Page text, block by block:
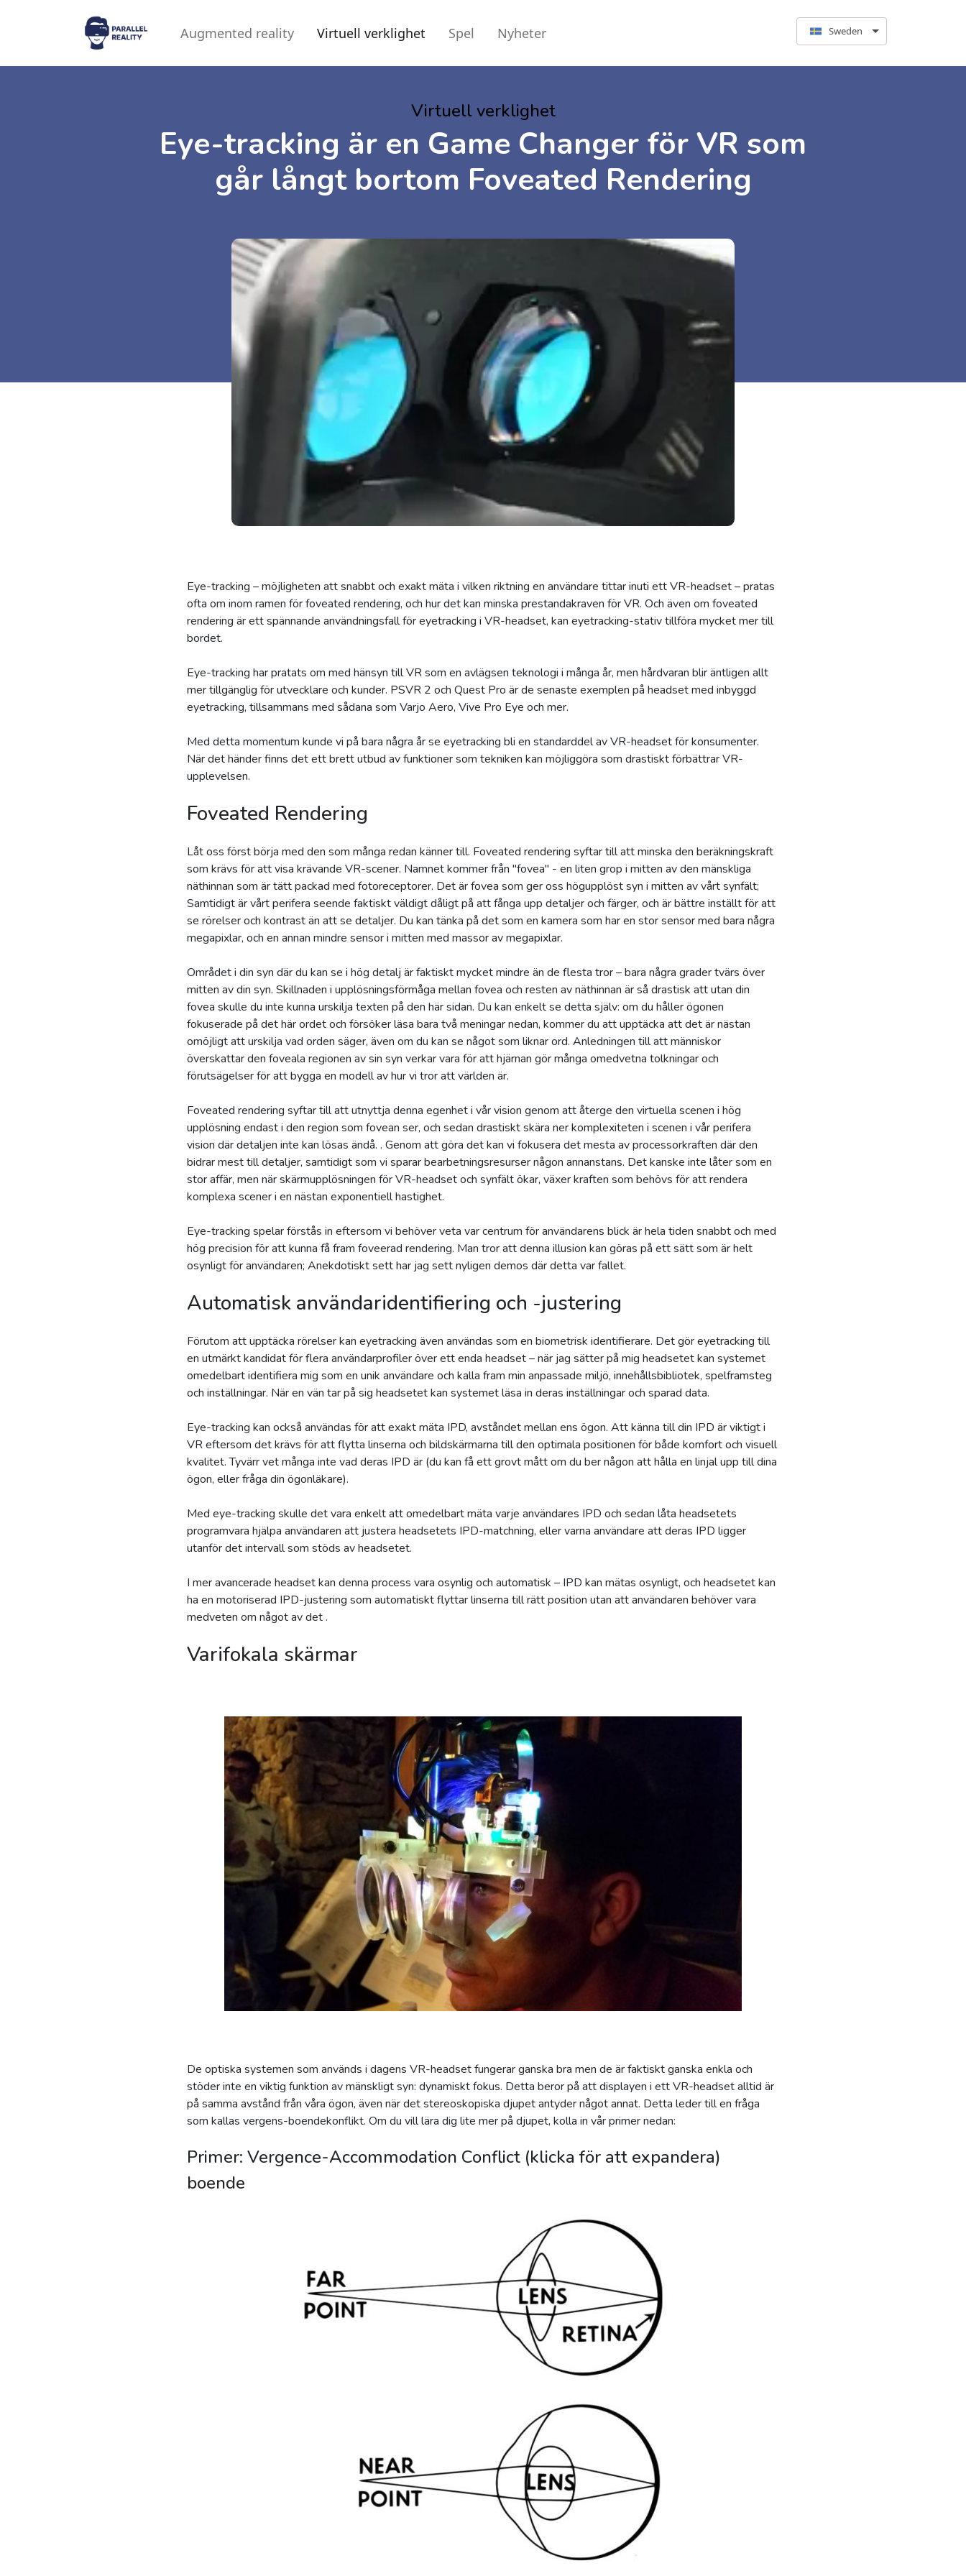
Augmented reality Virtuell verklighet Spel Nyheter Sweden
Virtuell verklighet
Eye-tracking är en Game Changer för VR som
går långt bortom Foveated Rendering
Eye-tracking – möjligheten att snabbt och exakt mäta i vilken riktning en användare tittar inuti ett VR-headset – pratas
ofta om inom ramen för foveated rendering, och hur det kan minska prestandakraven för VR. Och även om foveated
rendering är ett spännande användningsfall för eyetracking i VR-headset, kan eyetracking-stativ tillföra mycket mer till
bordet.
Eye-tracking har pratats om med hänsyn till VR som en avlägsen teknologi i många år, men hårdvaran blir äntligen allt
mer tillgänglig för utvecklare och kunder. PSVR 2 och Quest Pro är de senaste exemplen på headset med inbyggd
eyetracking, tillsammans med sådana som Varjo Aero, Vive Pro Eye och mer.
Med detta momentum kunde vi på bara några år se eyetracking bli en standarddel av VR-headset för konsumenter.
När det händer finns det ett brett utbud av funktioner som tekniken kan möjliggöra som drastiskt förbättrar VR-
upplevelsen.
Foveated Rendering
Låt oss först börja med den som många redan känner till. Foveated rendering syftar till att minska den beräkningskraft
som krävs för att visa krävande VR-scener. Namnet kommer från "fovea" - en liten grop i mitten av den mänskliga
näthinnan som är tätt packad med fotoreceptorer. Det är fovea som ger oss högupplöst syn i mitten av vårt synfält;
Samtidigt är vårt perifera seende faktiskt väldigt dåligt på att fånga upp detaljer och färger, och är bättre inställt för att
se rörelser och kontrast än att se detaljer. Du kan tänka på det som en kamera som har en stor sensor med bara några
megapixlar, och en annan mindre sensor i mitten med massor av megapixlar.
Området i din syn där du kan se i hög detalj är faktiskt mycket mindre än de flesta tror – bara några grader tvärs över
mitten av din syn. Skillnaden i upplösningsförmåga mellan fovea och resten av näthinnan är så drastisk att utan din
fovea skulle du inte kunna urskilja texten på den här sidan. Du kan enkelt se detta själv: om du håller ögonen
fokuserade på det här ordet och försöker läsa bara två meningar nedan, kommer du att upptäcka att det är nästan
omöjligt att urskilja vad orden säger, även om du kan se något som liknar ord. Anledningen till att människor
överskattar den foveala regionen av sin syn verkar vara för att hjärnan gör många omedvetna tolkningar och
förutsägelser för att bygga en modell av hur vi tror att världen är.
Foveated rendering syftar till att utnyttja denna egenhet i vår vision genom att återge den virtuella scenen i hög
upplösning endast i den region som fovean ser, och sedan drastiskt skära ner komplexiteten i scenen i vår perifera
vision där detaljen inte kan lösas ändå. . Genom att göra det kan vi fokusera det mesta av processorkraften där den
bidrar mest till detaljer, samtidigt som vi sparar bearbetningsresurser någon annanstans. Det kanske inte låter som en
stor affär, men när skärmupplösningen för VR-headset och synfält ökar, växer kraften som behövs för att rendera
komplexa scener i en nästan exponentiell hastighet.
Eye-tracking spelar förstås in eftersom vi behöver veta var centrum för användarens blick är hela tiden snabbt och med
hög precision för att kunna få fram foveerad rendering. Man tror att denna illusion kan göras på ett sätt som är helt
osynligt för användaren; Anekdotiskt sett har jag sett nyligen demos där detta var fallet.
Automatisk användaridentifiering och -justering
Förutom att upptäcka rörelser kan eyetracking även användas som en biometrisk identifierare. Det gör eyetracking till
en utmärkt kandidat för flera användarprofiler över ett enda headset – när jag sätter på mig headsetet kan systemet
omedelbart identifiera mig som en unik användare och kalla fram min anpassade miljö, innehållsbibliotek, spelframsteg
och inställningar. När en vän tar på sig headsetet kan systemet läsa in deras inställningar och sparad data.
Eye-tracking kan också användas för att exakt mäta IPD, avståndet mellan ens ögon. Att känna till din IPD är viktigt i
VR eftersom det krävs för att flytta linserna och bildskärmarna till den optimala positionen för både komfort och visuell
kvalitet. Tyvärr vet många inte vad deras IPD är (du kan få ett grovt mått om du ber någon att hålla en linjal upp till dina
ögon, eller fråga din ögonläkare).
Med eye-tracking skulle det vara enkelt att omedelbart mäta varje användares IPD och sedan låta headsetets
programvara hjälpa användaren att justera headsetets IPD-matchning, eller varna användare att deras IPD ligger
utanför det intervall som stöds av headsetet.
I mer avancerade headset kan denna process vara osynlig och automatisk – IPD kan mätas osynligt, och headsetet kan
ha en motoriserad IPD-justering som automatiskt flyttar linserna till rätt position utan att användaren behöver vara
medveten om något av det .
Varifokala skärmar
De optiska systemen som används i dagens VR-headset fungerar ganska bra men de är faktiskt ganska enkla och
stöder inte en viktig funktion av mänskligt syn: dynamiskt fokus. Detta beror på att displayen i ett VR-headset alltid är
på samma avstånd från våra ögon, även när det stereoskopiska djupet antyder något annat. Detta leder till en fråga
som kallas vergens-boendekonflikt. Om du vill lära dig lite mer på djupet, kolla in vår primer nedan:
Primer: Vergence-Accommodation Conflict (klicka för att expandera)
boende